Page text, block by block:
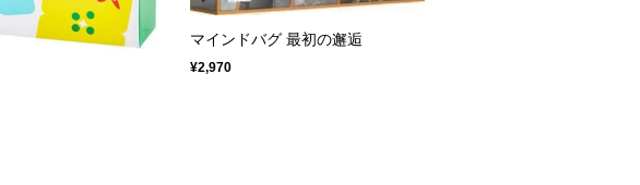
マインドバグ 最初の邂逅
¥2,970